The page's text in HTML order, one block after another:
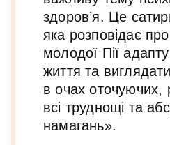
здоров’я. Це
яка розповідає
молодої Пії
життя та
в очах оточуючих,
всі труднощі та
намагань».